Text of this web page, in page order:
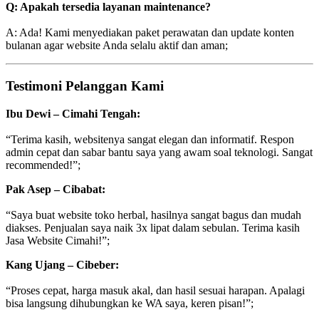
Q: Apakah tersedia layanan maintenance?
A: Ada! Kami menyediakan paket perawatan dan update konten
bulanan agar website Anda selalu aktif dan aman;
Testimoni Pelanggan Kami
Ibu Dewi – Cimahi Tengah:
“Terima kasih, websitenya sangat elegan dan informatif. Respon
admin cepat dan sabar bantu saya yang awam soal teknologi. Sangat
recommended!”;
Pak Asep – Cibabat:
“Saya buat website toko herbal, hasilnya sangat bagus dan mudah
diakses. Penjualan saya naik 3x lipat dalam sebulan. Terima kasih
Jasa Website Cimahi!”;
Kang Ujang – Cibeber:
“Proses cepat, harga masuk akal, dan hasil sesuai harapan. Apalagi
bisa langsung dihubungkan ke WA saya, keren pisan!”;